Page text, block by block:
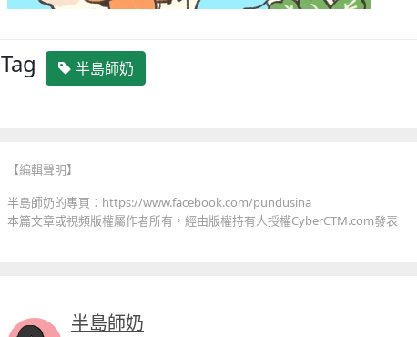
Tag 半島師奶
【編輯聲明】
半島師奶的專頁：https://www.facebook.com/pundusina
本篇文章或視頻版權屬作者所有，經由版權持有人授權CyberCTM.com發表
半島師奶